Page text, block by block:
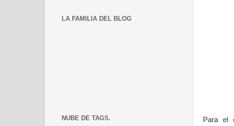
Para el
LA FAMILIA DEL BLOG
NUBE DE TAGS.